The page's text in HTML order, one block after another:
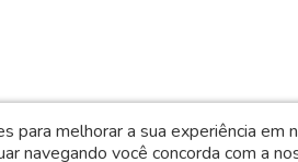
para melhorar a sua experiência em
navegando você concorda com a